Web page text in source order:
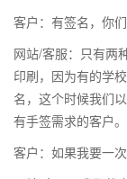
客户：有签名，你
网站/客服：只有两
印刷，因为有的学
名，这个时候我们
有手签需求的客户。
客户：如果我要一